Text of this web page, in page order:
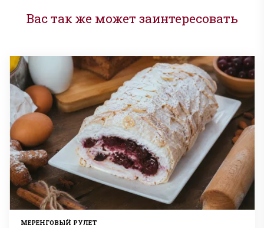
Вас так же может заинтересовать
МЕРЕНГОВЫЙ РУЛЕТ